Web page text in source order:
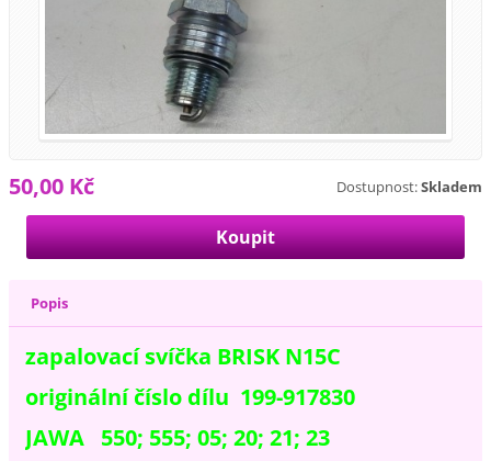
Dostupnost:Skladem
50,00 Kč
Popis
zapalovací svíčka BRISK N15C
originální číslo dílu 199-917830
JAWA 550; 555; 05; 20; 21; 23